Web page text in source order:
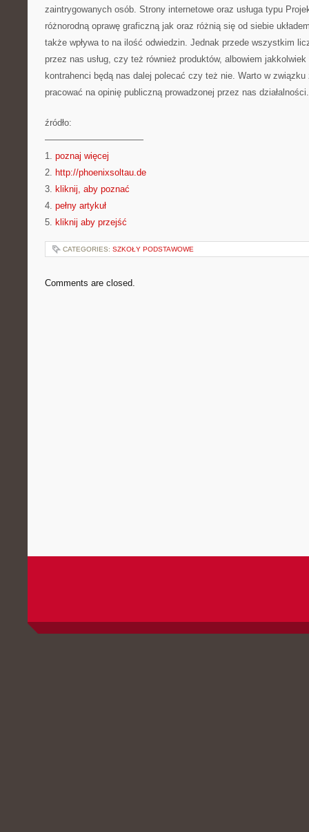
zaintrygowanych osób. Strony internetowe oraz usługa typu
różnorodną oprawę graficzną jak oraz różnią się od siebie
także wpływa to na ilość odwiedzin. Jednak przede wszystkim
przez nas usług, czy też również produktów, albowiem
kontrahenci będą nas dalej polecać czy też nie. Warto w
pracować na opinię publiczną prowadzonej przez nas działalności.
źródło:
———————————
1. poznaj więcej
2. http://phoenixsoltau.de
3. kliknij, aby poznać
4. pełny artykuł
5. kliknij aby przejść
CATEGORIES: SZKOŁY PODSTAWOWE
Comments are closed.